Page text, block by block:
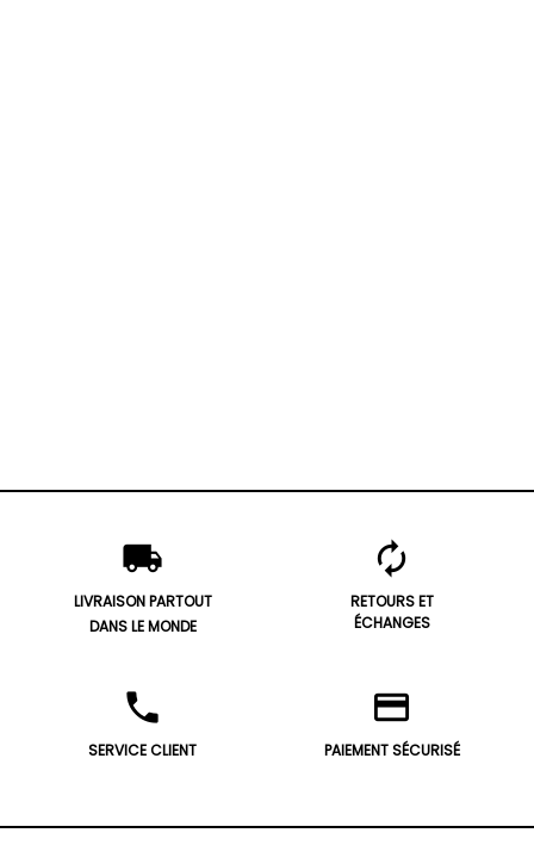
local_shipping
LIVRAISON PARTOUT
DANS LE MONDE
autorenew
RETOURS ET
ÉCHANGES
phone
SERVICE CLIENT
credit_card
PAIEMENT SÉCURISÉ